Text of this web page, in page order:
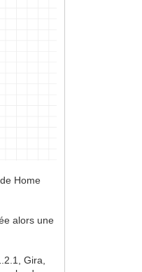
Home
alors une
Gira,